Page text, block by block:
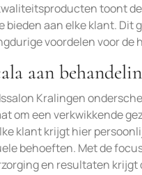
toont
bieden aan elke klant. Dit
voordelen voor
aan
Kralingen
om een verkwikkende
klant krijgt hier
behoeften. Met de
en resultaten krijgt